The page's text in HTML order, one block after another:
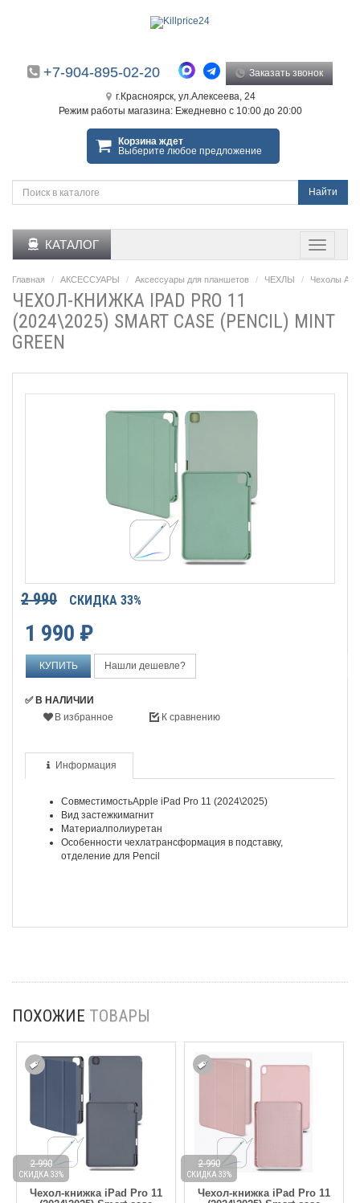
+7-904-895-02-20 Заказать звонок
г.Красноярск, ул.Алексеева, 24
Режим работы магазина: Ежедневно с 10:00 до 20:00
Корзина ждет
Выберите любое предложение
Найти
КАТАЛОГ
Главная АКСЕССУАРЫ Аксессуары для планшетов ЧЕХЛЫ Чехолы
ЧЕХОЛ-КНИЖКА IPAD PRO 11
(2024\2025) SMART CASE (PENCIL) MINT
GREEN
2 990 СКИДКА 33%
1 990 ₽
Нашли дешевле?
✅ В НАЛИЧИИ
В избранное
К сравнению
Информация
СовместимостьApple iPad Pro 11 (2024\2025)
Вид застежкимагнит
Материалполиуретан
Особенности чехлатрансформация в подставку,
отделение для Pencil
ПОХОЖИЕ ТОВАРЫ
Чехол-книжка iPad Pro 11
2 990
СКИДКА 33%
Чехол-книжка iPad Pro 11
2 990
СКИДКА 33%